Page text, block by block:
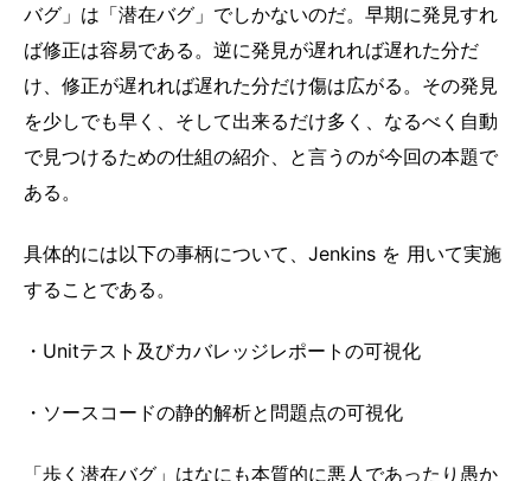
バグ」は「潜在バグ」でしかないのだ。早期に発見すれ
ば修正は容易である。逆に発見が遅れれば遅れた分だ
け、修正が遅れれば遅れた分だけ傷は広がる。その発見
を少しでも早く、そして出来るだけ多く、なるべく自動
で見つけるための仕組の紹介、と言うのが今回の本題で
ある。
具体的には以下の事柄について、Jenkins を 用いて実施
することである。
・Unitテスト及びカバレッジレポートの可視化
・ソースコードの静的解析と問題点の可視化
「歩く潜在バグ」はなにも本質的に悪人であったり愚か